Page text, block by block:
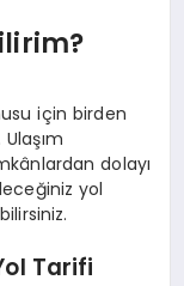
için birden
dolayı
yol
Tarifi